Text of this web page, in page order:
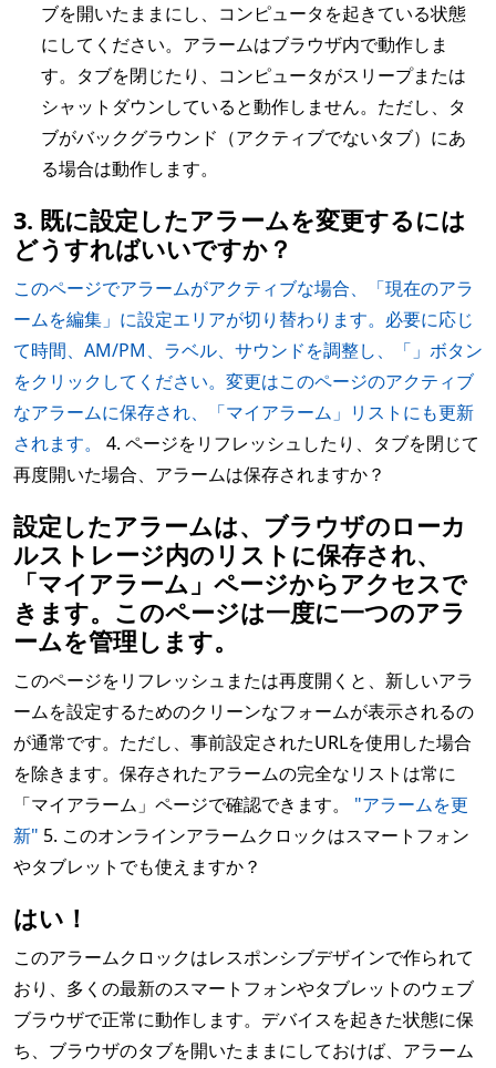
ブを開いたままにし、コンピュータを起きている状態
にしてください。アラームはブラウザ内で動作しま
す。タブを閉じたり、コンピュータがスリープまたは
シャットダウンしていると動作しません。ただし、タ
ブがバックグラウンド（アクティブでないタブ）にあ
る場合は動作します。
3. 既に設定したアラームを変更するには
どうすればいいですか？
このページでアラームがアクティブな場合、「現在のアラ
ームを編集」に設定エリアが切り替わります。必要に応じ
て時間、AM/PM、ラベル、サウンドを調整し、「」ボタン
をクリックしてください。変更はこのページのアクティブ
なアラームに保存され、「マイアラーム」リストにも更新
されます。
4. ページをリフレッシュしたり、タブを閉じて
再度開いた場合、アラームは保存されますか？
設定したアラームは、ブラウザのローカ
ルストレージ内のリストに保存され、
「マイアラーム」ページからアクセスで
きます。このページは一度に一つのアラ
ームを管理します。
このページをリフレッシュまたは再度開くと、新しいアラ
ームを設定するためのクリーンなフォームが表示されるの
が通常です。ただし、事前設定されたURLを使用した場合
を除きます。保存されたアラームの完全なリストは常に
「マイアラーム」ページで確認できます。 "アラームを更
新" 5. このオンラインアラームクロックはスマートフォン
やタブレットでも使えますか？
はい！
このアラームクロックはレスポンシブデザインで作られて
おり、多くの最新のスマートフォンやタブレットのウェブ
ブラウザで正常に動作します。デバイスを起きた状態に保
ち、ブラウザのタブを開いたままにしておけば、アラーム